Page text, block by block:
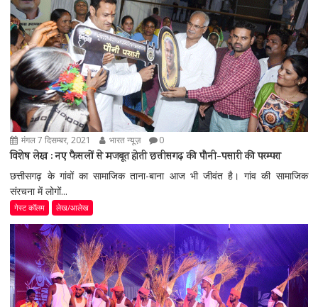
मंगल 7 दिसम्बर, 2021 भारत न्यूज़ 0
विशेष लेख : नए फैसलों से मजबूत होती छत्तीसगढ़ की पौनी-पसारी की परम्परा
छत्तीसगढ़ के गांवों का सामाजिक ताना-बाना आज भी जीवंत है। गांव की सामाजिक
संरचना में लोगों...
गेस्ट कॉलम लेख/आलेख